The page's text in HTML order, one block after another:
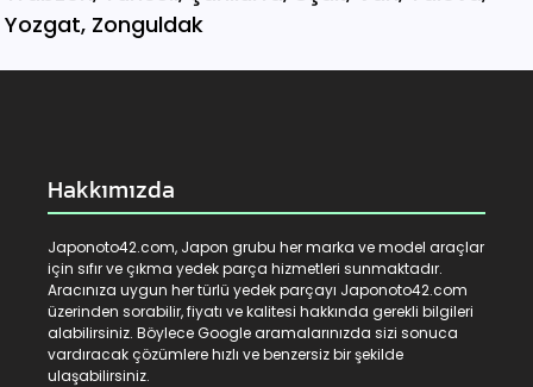
Hakkımızda
Japonoto42.com, Japon grubu her marka ve model araçlar
için sıfır ve çıkma yedek parça hizmetleri sunmaktadır.
Aracınıza uygun her türlü yedek parçayı Japonoto42.com
üzerinden sorabilir, fiyatı ve kalitesi hakkında gerekli bilgileri
alabilirsiniz. Böylece Google aramalarınızda sizi sonuca
vardıracak çözümlere hızlı ve benzersiz bir şekilde
ulaşabilirsiniz.